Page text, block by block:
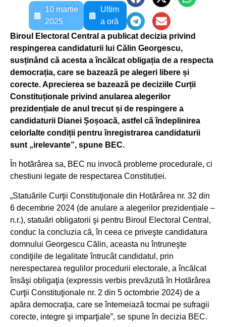
10 martie
2025
Ultim
a oră
Biroul Electoral Central a publicat decizia privind
respingerea candidaturii lui Călin Georgescu,
susținând că acesta a încălcat obligația de a respecta
democrația, care se bazează pe alegeri libere și
corecte. Aprecierea se bazează pe deciziile Curții
Constituționale privind anularea alegerilor
prezidențiale de anul trecut și de respingere a
candidaturii Dianei Șoșoacă, astfel că îndeplinirea
celorlalte condiții pentru înregistrarea candidaturii
sunt „irelevante”, spune BEC.
În hotărârea sa, BEC nu invocă probleme procedurale, ci
chestiuni legate de respectarea Constituției.
„Statuările Curţii Constituţionale din Hotărârea nr. 32 din
6 decembrie 2024 (de anulare a alegerilor prezidențiale –
n.r.), statuări obligatorii şi pentru Biroul Electoral Central,
conduc la concluzia că, în ceea ce priveşte candidatura
domnului Georgescu Călin, aceasta nu întruneşte
condiţiile de legalitate întrucât candidatul, prin
nerespectarea regulilor procedurii electorale, a încălcat
însăşi obligaţia (expressis verbis prevăzută în Hotărârea
Curţii Constituţionale nr. 2 din 5 octombrie 2024) de a
apăra democraţia, care se întemeiază tocmai pe sufragii
corecte, integre şi imparţiale”, se spune în decizia BEC.